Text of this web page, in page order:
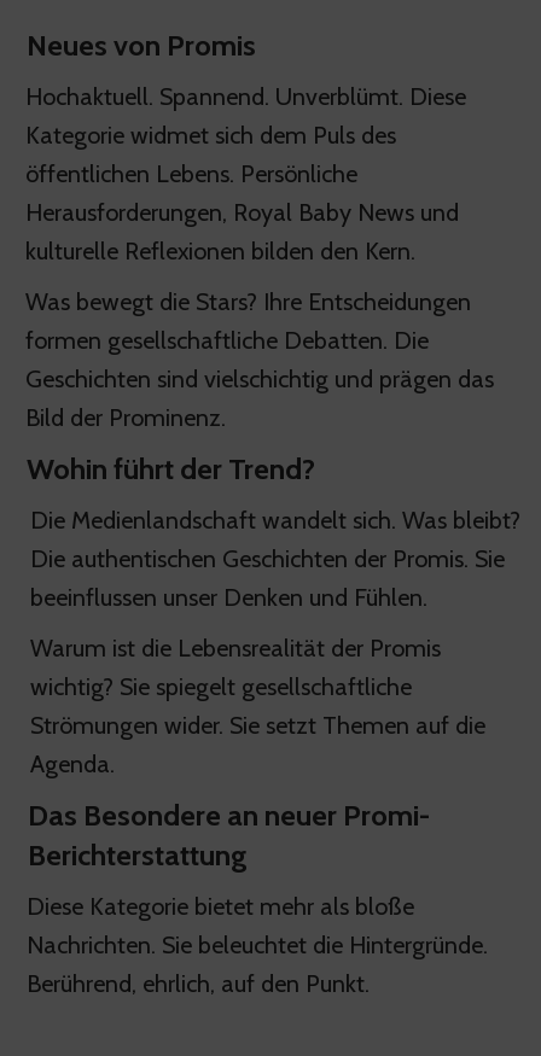
Neues von Promis
Hochaktuell. Spannend. Unverblümt. Diese
Kategorie widmet sich dem Puls des
öffentlichen Lebens. Persönliche
Herausforderungen, Royal Baby News und
kulturelle Reflexionen bilden den Kern.
Was bewegt die Stars? Ihre Entscheidungen
formen gesellschaftliche Debatten. Die
Geschichten sind vielschichtig und prägen das
Bild der Prominenz.
Wohin führt der Trend?
Die Medienlandschaft wandelt sich. Was bleibt?
Die authentischen Geschichten der Promis. Sie
beeinflussen unser Denken und Fühlen.
Warum ist die Lebensrealität der Promis
wichtig? Sie spiegelt gesellschaftliche
Strömungen wider. Sie setzt Themen auf die
Agenda.
Das Besondere an neuer Promi-
Berichterstattung
Diese Kategorie bietet mehr als bloße
Nachrichten. Sie beleuchtet die Hintergründe.
Berührend, ehrlich, auf den Punkt.